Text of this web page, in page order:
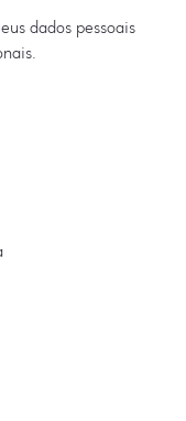
dados pessoais